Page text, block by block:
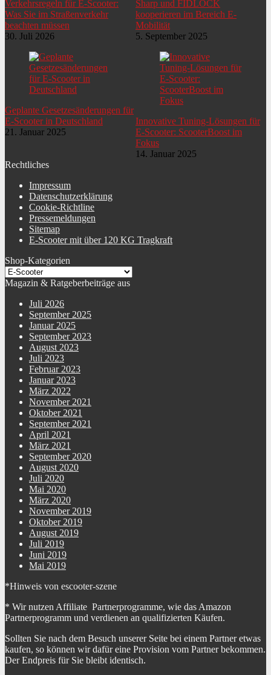
Eigenschaften höhenverstellbarnicht klappbar
Typ Vorderbremse
Bauart Vorderbremse
Typ Hinterbremse
Details Handgriffe ergonomisch geformtgepolstertrutschfest
Akku-LadestandGeschwindigkeitKilometerstand
Fahrersitz vorhanden Roller besitzt einen Fahrersitz
Beleuchtung Scooter
Art Leuchtmittel vorne LED
Art Leuchtmittel hinten
Sprachen Bedienungs-
Aufbauanleitung
Deutsch (DE)
Verkehrsregeln für E-Scooter:
Was Sie im Straßenverkehr
beachten müssen
30. Juli 2026
Sharp und FIDLOCK
kooperieren im Bereich E-
Mobilität
5. September 2025
Geplante Gesetzesänderungen für
E-Scooter in Deutschland
21. Januar 2025
Innovative Tuning-Lösungen für
E-Scooter: ScooterBoost im
Fokus
14. Januar 2025
Rechtliches
Impressum
Datenschutzerklärung
Cookie-Richtline
Pressemeldungen
Sitemap
E-Scooter mit über 120 KG Tragkraft
Shop-Kategorien
Magazin & Ratgeberbeiträge aus
Juli 2026
September 2025
Januar 2025
September 2023
August 2023
Juli 2023
Februar 2023
Januar 2023
März 2022
November 2021
Oktober 2021
September 2021
April 2021
März 2021
September 2020
August 2020
Juli 2020
Mai 2020
März 2020
November 2019
Oktober 2019
August 2019
Juli 2019
Juni 2019
Mai 2019
*Hinweis von escooter-szene
* Wir nutzen Affiliate Partnerprogramme, wie das Amazon
Partnerprogramm und verdienen an qualifizierten Käufen.
Sollten Sie nach dem Besuch unserer Seite bei einem Partner etwas
kaufen, so können wir dafür eine Provision vom Partner bekommen.
Der Endpreis für Sie bleibt identisch.